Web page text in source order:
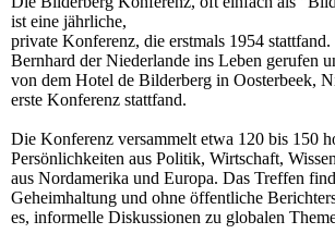
ist eine jährliche,
private Konferenz, die erstmals 1954
Bernhard der Niederlande ins Leben gerufen
von dem Hotel de Bilderberg in Oosterbeek,
erste Konferenz stattfand.
Die Konferenz versammelt etwa 120 bis 150
Persönlichkeiten aus Politik, Wirtschaft,
aus Nordamerika und Europa. Das Treffen
Geheimhaltung und ohne öffentliche
es, informelle Diskussionen zu globalen